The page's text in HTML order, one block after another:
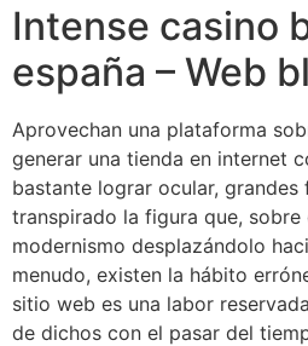
Intense casino
españa – Web
Aprovechan una plataforma
generar una tienda en internet
bastante lograr ocular,
transpirado la figura que,
modernismo desplazándolo
menudo, existen la hábito
sitio web es una labor
de dichos con el pasar del